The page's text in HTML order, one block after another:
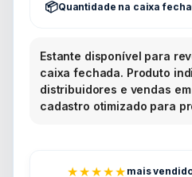
Quantidade na caixa
Estante disponível para
caixa fechada. Produto
distribuidores e vendas
cadastro otimizado para
★★★★★ mais